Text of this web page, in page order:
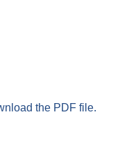
the PDF file.